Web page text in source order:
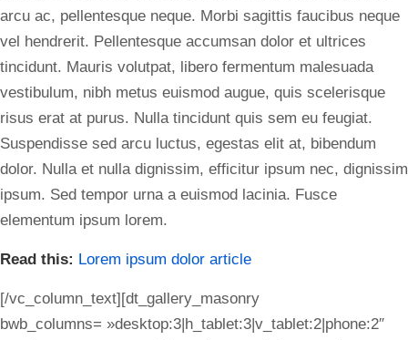
arcu ac, pellentesque neque. Morbi sagittis faucibus neque
vel hendrerit. Pellentesque accumsan dolor et ultrices
tincidunt. Mauris volutpat, libero fermentum malesuada
vestibulum, nibh metus euismod augue, quis scelerisque
risus erat at purus. Nulla tincidunt quis sem eu feugiat.
Suspendisse sed arcu luctus, egestas elit at, bibendum
dolor. Nulla et nulla dignissim, efficitur ipsum nec, dignissim
ipsum. Sed tempor urna a euismod lacinia. Fusce
elementum ipsum lorem.
Read this: Lorem ipsum dolor article
[/vc_column_text][dt_gallery_masonry
bwb_columns= »desktop:3|h_tablet:3|v_tablet:2|phone:2″